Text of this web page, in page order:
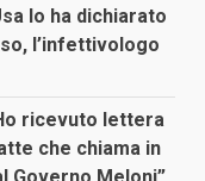
lo ha dichiarato
l’infettivologo
ricevuto lettera
che chiama in
Governo Meloni”